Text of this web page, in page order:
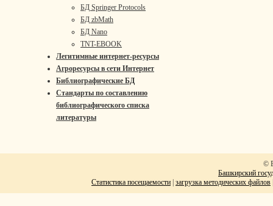
БД Springer Protocols
БД zbMath
БД Nano
TNT-EBOOK
Легитимные интернет-ресурсы
Агроресурсы в сети Интернет
Библиографические БД
Стандарты по составлению
библиографического списка
литературы
©
Башкирский
Статистика посещаемости загрузка методических файлов